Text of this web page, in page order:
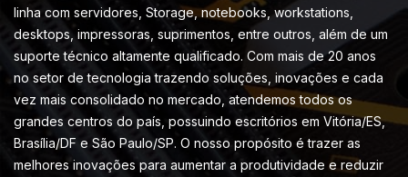
linha com servidores, Storage, notebooks, workstations,
desktops, impressoras, suprimentos, entre outros, além de um
suporte técnico altamente qualificado. Com mais de 20 anos
no setor de tecnologia trazendo soluções, inovações e cada
vez mais consolidado no mercado, atendemos todos os
grandes centros do país, possuindo escritórios em Vitória/ES,
Brasília/DF e São Paulo/SP. O nosso propósito é trazer as
melhores inovações para aumentar a produtividade e reduzir